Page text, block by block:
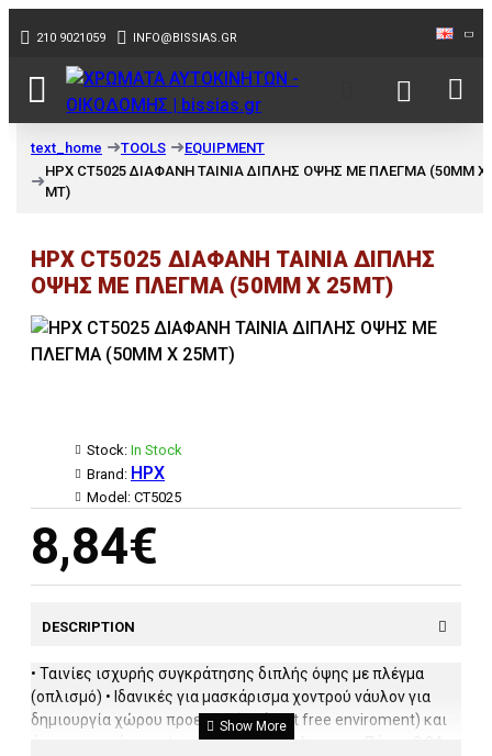
210 9021059 INFO@BISSIAS.GR
text_home TOOLS
EQUIPMENT
HPX CT5025 ΔΙΑΦΑΝΗ ΤΑΙΝΙΑ ΔΙΠΛΗΣ ΟΨΗΣ ΜΕ ΠΛΕΓΜΑ (50MM X
MT)
HPX CT5025 ΔΙΑΦΑΝΗ ΤΑΙΝΙΑ ΔΙΠΛΗΣ
ΟΨΗΣ ΜΕ ΠΛΕΓΜΑ (50MM X 25MT)
8,84€
Stock: In Stock
Brand: HPX
Model: CT5025
DESCRIPTION
• Ταινίες ισχυρής συγκράτησης διπλής όψης με πλέγμα
(οπλισμό) • Ιδανικές για μασκάρισμα χοντρού νάυλον για
δημιουργία χώρου προεργασίας (dust free enviroment) και
άγριες επιφάνειες όπως μοκέτες, νάυλον κ.α. • Πάχος 0,24